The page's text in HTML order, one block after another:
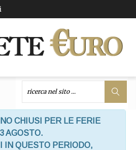
CHIUSI PER LE FERIE
AGOSTO.
IN QUESTO PERIODO,